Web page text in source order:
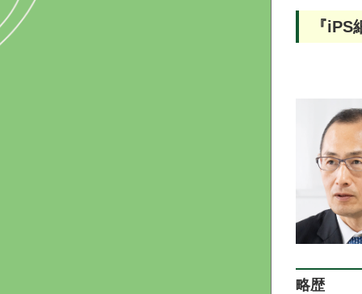
『
略歴